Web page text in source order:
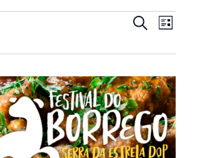
de
pesquisa
de
Eventos
Pesquisar
de
Lista